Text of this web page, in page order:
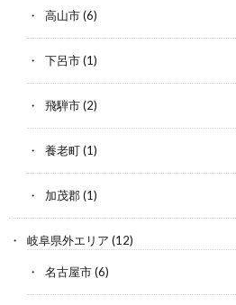
高山市(6)
下呂市(1)
飛騨市(2)
養老町(1)
加茂郡(1)
岐阜県外エリア (12)
名古屋市(6)